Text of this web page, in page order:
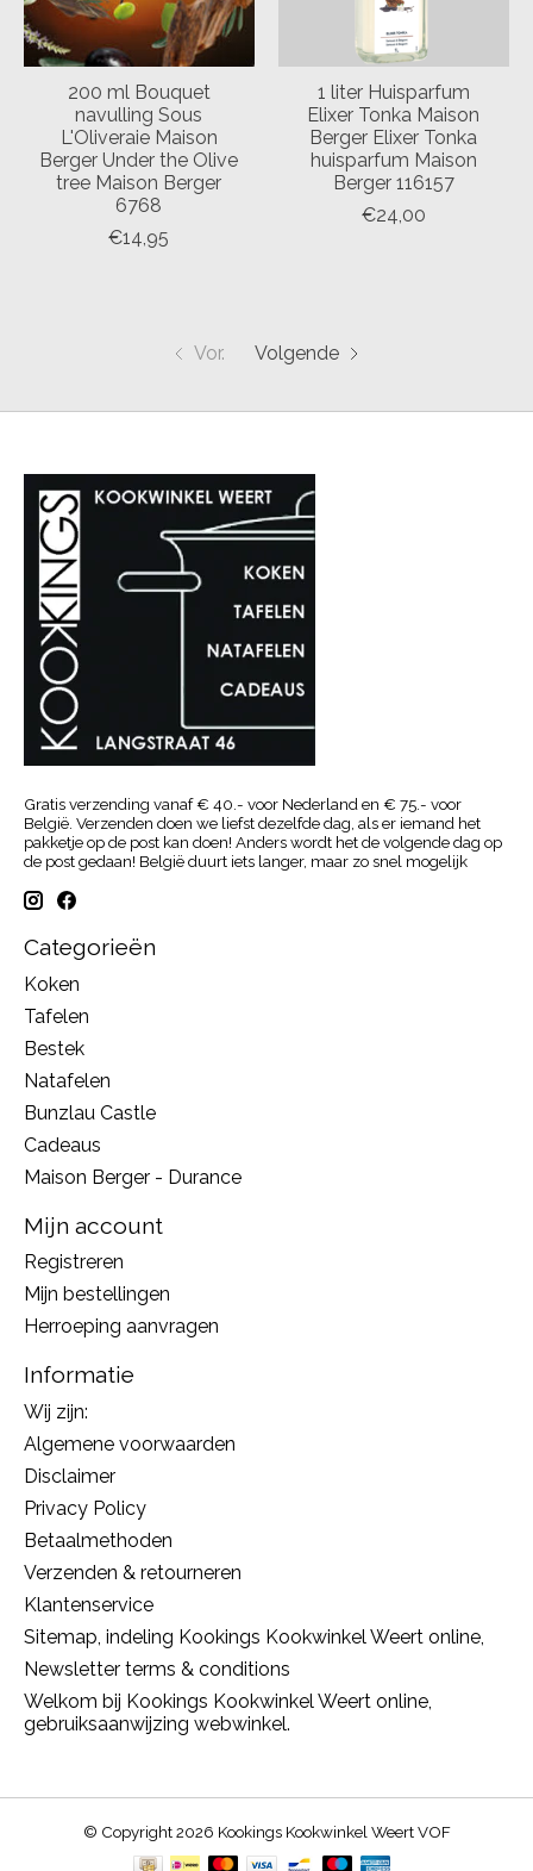
200 ml Bouquet
navulling Sous
L'Oliveraie Maison
Berger Under the Olive
tree Maison Berger
6768
€14,95
1 liter Huisparfum
Elixer Tonka Maison
Berger Elixer Tonka
huisparfum Maison
Berger 116157
€24,00
Vor. Volgende
Gratis verzending vanaf € 40.- voor Nederland en € 75.- voor
België. Verzenden doen we liefst dezelfde dag, als er iemand het
pakketje op de post kan doen! Anders wordt het de volgende dag op
de post gedaan! België duurt iets langer, maar zo snel mogelijk
Categorieën
Koken
Tafelen
Bestek
Natafelen
Bunzlau Castle
Cadeaus
Maison Berger - Durance
Mijn account
Registreren
Mijn bestellingen
Herroeping aanvragen
Informatie
Wij zijn:
Algemene voorwaarden
Disclaimer
Privacy Policy
Betaalmethoden
Verzenden & retourneren
Klantenservice
Sitemap, indeling Kookings Kookwinkel Weert online,
Newsletter terms & conditions
Welkom bij Kookings Kookwinkel Weert online,
gebruiksaanwijzing webwinkel.
© Copyright 2026 Kookings Kookwinkel Weert VOF